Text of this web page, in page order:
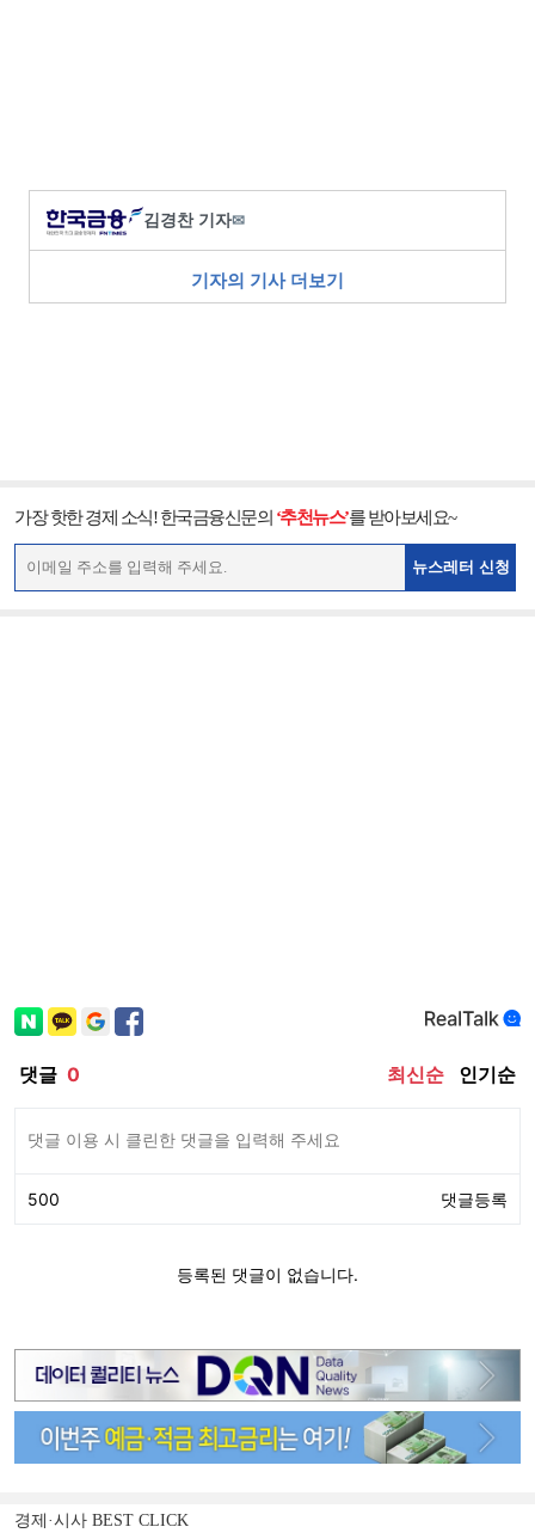
김경찬 기자✉
기자의 기사 더보기
가장 핫한 경제 소식! 한국금융신문의 ‘추천뉴스’를 받아보세요~
뉴스레터 신청
경제·시사 BEST CLICK